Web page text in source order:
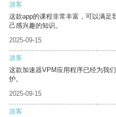
游客
这款app的课程非常丰富，可以满足
己感兴趣的知识。
2025-09-15
游客
这款加速器VPM应用程序已经为我
护。
2025-09-15
游客